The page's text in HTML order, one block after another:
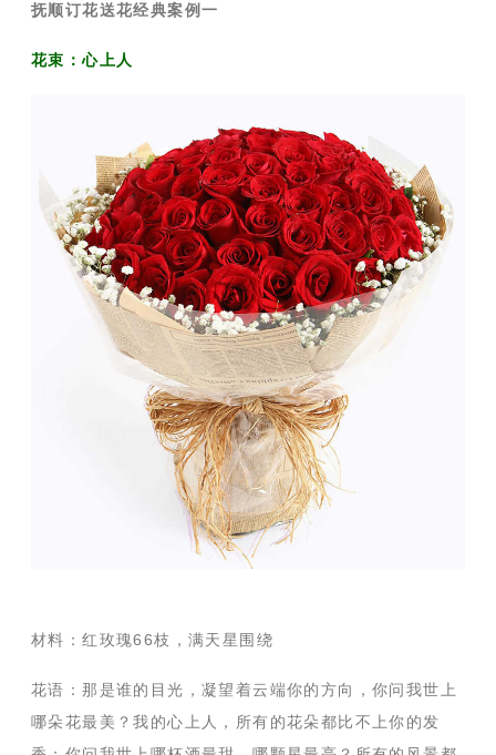
抚顺订花送花经典案例一
花束：心上人
材料：红玫瑰66枝，满天星围绕
花语：那是谁的目光，凝望着云端你的方向，你问我世上
哪朵花最美？我的心上人，所有的花朵都比不上你的发